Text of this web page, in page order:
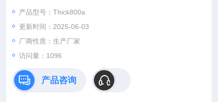
样检验。
产品型号：Thick800a
更新时间：2025-06-03
厂商性质：生产厂家
访问量：1096
产品咨询